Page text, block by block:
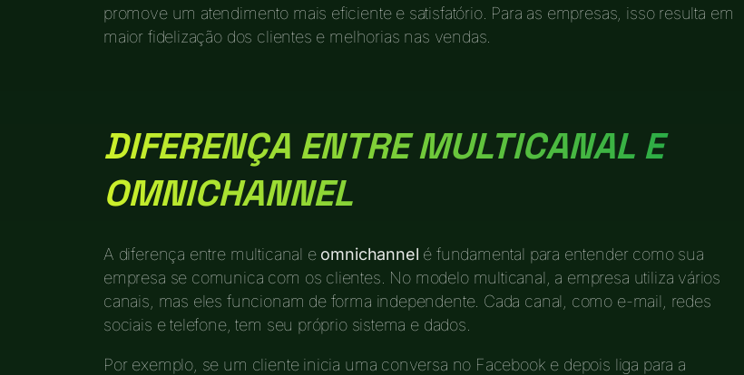
promove um atendimento mais eficiente e satisfatório. Para as empresas, isso resulta em
maior fidelização dos clientes e melhorias nas vendas.
DIFERENÇA ENTRE MULTICANAL E
OMNICHANNEL
A diferença entre multicanal e omnichannel é fundamental para entender como sua
empresa se comunica com os clientes. No modelo multicanal, a empresa utiliza vários
canais, mas eles funcionam de forma independente. Cada canal, como e-mail, redes
sociais e telefone, tem seu próprio sistema e dados.
Por exemplo, se um cliente inicia uma conversa no Facebook e depois liga para a